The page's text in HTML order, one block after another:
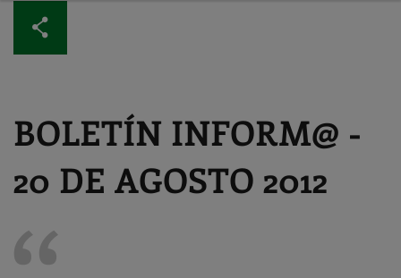
contido
principal
BOLETÍN INFORM@ -
20 DE AGOSTO 2012